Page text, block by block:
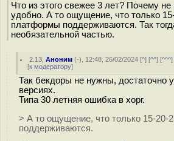
Что из этого свежее 3 лет? Почему
удобно. А то ощущение, что только
платформы поддерживаются. Так
необязательной частью.
2.13 ,Аноним (-), 12:48, 26/02/2024 [^] [^^] [^^^]
[к модератору]
Так бекдоры не нужны, достаточно
версиях.
Типа 30 летняя ошибка в хорг.
> А то ощущение, что только 15-20-
поддерживаются.